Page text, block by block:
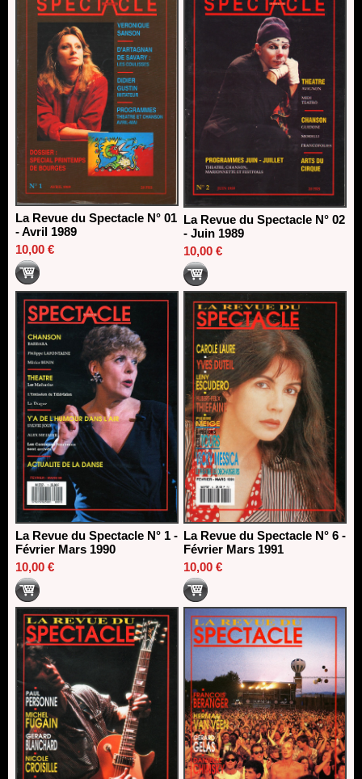
18/03/2026
La Revue du Spectacle N° 01
- Avril 1989
10,00 €
La Revue du Spectacle N° 02
- Juin 1989
10,00 €
La Revue du Spectacle N° 1 -
Février Mars 1990
10,00 €
La Revue du Spectacle N° 6 -
Février Mars 1991
10,00 €